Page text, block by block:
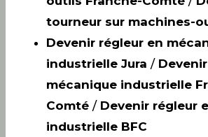
tourneur sur machines-
Devenir régleur en
industrielle Jura /
mécanique industrielle
Comté / Devenir régleur
industrielle BFC